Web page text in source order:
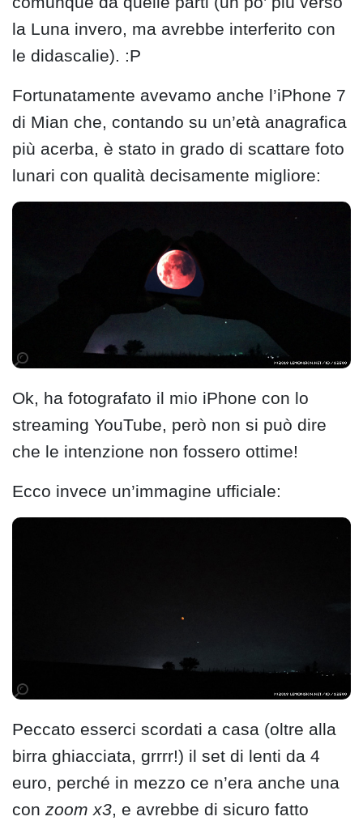
la Luna invero, ma avrebbe interferito con
le didascalie). :P
Fortunatamente avevamo anche l’iPhone 7
di Mian che, contando su un’età anagrafica
più acerba, è stato in grado di scattare foto
lunari con qualità decisamente migliore:
Ok, ha fotografato il mio iPhone con lo
streaming YouTube, però non si può dire
che le intenzione non fossero ottime!
Ecco invece un’immagine ufficiale:
Peccato esserci scordati a casa (oltre alla
birra ghiacciata, grrrr!) il set di lenti da 4
euro, perché in mezzo ce n’era anche una
con zoom x3, e avrebbe di sicuro fatto